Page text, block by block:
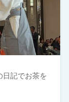
記でお茶を